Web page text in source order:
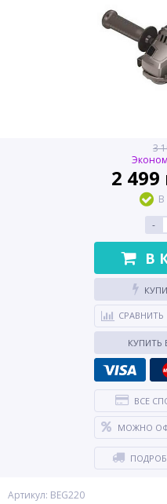
Артикул: BEG220
3
2 499
В
-
В
СРАВНИТЬ
КУПИТЬ
ВСЕ
МОЖНО